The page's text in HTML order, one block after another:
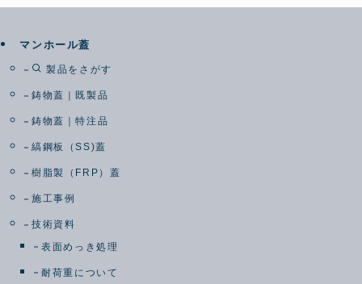
マンホール蓋
製品をさがす
鋳物蓋｜既製品
鋳物蓋｜特注品
縞鋼板（SS)蓋
樹脂製（FRP）蓋
施工事例
技術資料
表面めっき処理
耐荷重について